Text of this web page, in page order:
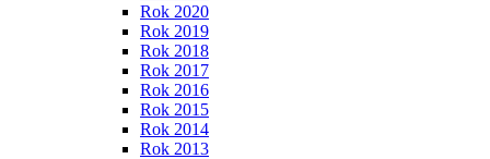
Rok 2020
Rok 2019
Rok 2018
Rok 2017
Rok 2016
Rok 2015
Rok 2014
Rok 2013